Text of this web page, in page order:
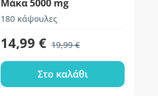
Μάκα 5000 mg
180 κάψουλες
14,99 € 19,99 €
Στο καλάθι